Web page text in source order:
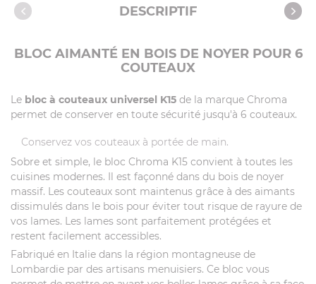
Caractéristiques DESCRIPTIF
BLOC AIMANTÉ EN BOIS DE NOYER POUR 6
COUTEAUX
Le bloc à couteaux universel K15 de la marque Chroma
permet de conserver en toute sécurité jusqu'à 6 couteaux.
Conservez vos couteaux à portée de main.
Sobre et simple, le bloc Chroma K15 convient à toutes les
cuisines modernes. Il est façonné dans du bois de noyer
massif. Les couteaux sont maintenus grâce à des aimants
dissimulés dans le bois pour éviter tout risque de rayure de
vos lames. Les lames sont parfaitement protégées et
restent facilement accessibles.
Fabriqué en Italie dans la région montagneuse de
Lombardie par des artisans menuisiers. Ce bloc vous